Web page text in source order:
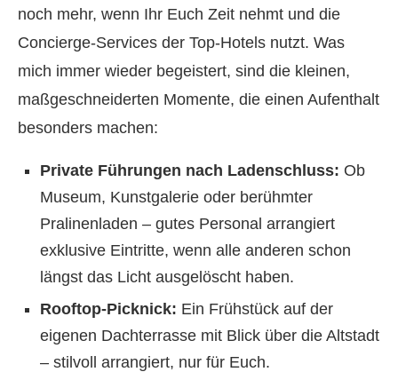
noch mehr, wenn Ihr Euch Zeit nehmt und die
Concierge-Services der Top-Hotels nutzt. Was
mich immer wieder begeistert, sind die kleinen,
maßgeschneiderten Momente, die einen Aufenthalt
besonders machen:
Private Führungen nach Ladenschluss: Ob
Museum, Kunstgalerie oder berühmter
Pralinenladen – gutes Personal arrangiert
exklusive Eintritte, wenn alle anderen schon
längst das Licht ausgelöscht haben.
Rooftop-Picknick: Ein Frühstück auf der
eigenen Dachterrasse mit Blick über die Altstadt
– stilvoll arrangiert, nur für Euch.